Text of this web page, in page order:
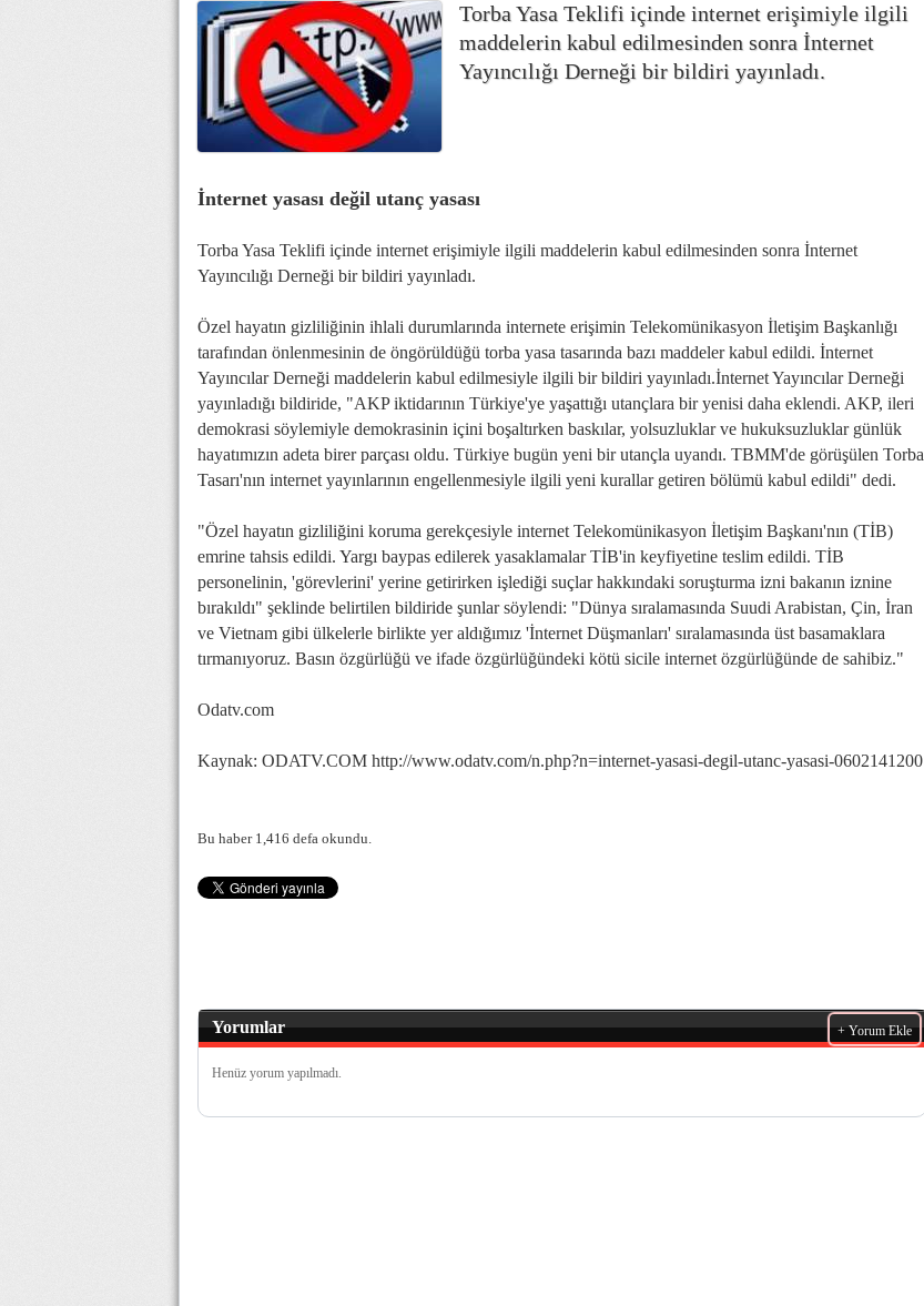
Torba Yasa Teklifi içinde internet erişimiyle ilgili
maddelerin kabul edilmesinden sonra İnternet
Yayıncılığı Derneği bir bildiri yayınladı.
İnternet yasası değil utanç yasası
Torba Yasa Teklifi içinde internet erişimiyle ilgili maddelerin kabul edilmesinden sonra İnternet
Yayıncılığı Derneği bir bildiri yayınladı.
Özel hayatın gizliliğinin ihlali durumlarında internete erişimin Telekomünikasyon İletişim Başkanlığı
tarafından önlenmesinin de öngörüldüğü torba yasa tasarında bazı maddeler kabul edildi. İnternet
Yayıncılar Derneği maddelerin kabul edilmesiyle ilgili bir bildiri yayınladı.İnternet Yayıncılar Derneği
yayınladığı bildiride, "AKP iktidarının Türkiye'ye yaşattığı utançlara bir yenisi daha eklendi. AKP, ileri
demokrasi söylemiyle demokrasinin içini boşaltırken baskılar, yolsuzluklar ve hukuksuzluklar günlük
hayatımızın adeta birer parçası oldu. Türkiye bugün yeni bir utançla uyandı. TBMM'de görüşülen Torba
Tasarı'nın internet yayınlarının engellenmesiyle ilgili yeni kurallar getiren bölümü kabul edildi" dedi.
"Özel hayatın gizliliğini koruma gerekçesiyle internet Telekomünikasyon İletişim Başkanı'nın (TİB)
emrine tahsis edildi. Yargı baypas edilerek yasaklamalar TİB'in keyfiyetine teslim edildi. TİB
personelinin, 'görevlerini' yerine getirirken işlediği suçlar hakkındaki soruşturma izni bakanın iznine
bırakıldı" şeklinde belirtilen bildiride şunlar söylendi: "Dünya sıralamasında Suudi Arabistan, Çin, İran
ve Vietnam gibi ülkelerle birlikte yer aldığımız 'İnternet Düşmanları' sıralamasında üst basamaklara
tırmanıyoruz. Basın özgürlüğü ve ifade özgürlüğündeki kötü sicile internet özgürlüğünde de sahibiz."
Odatv.com
Kaynak: ODATV.COM http://www.odatv.com/n.php?n=internet-yasasi-degil-utanc-yasasi-0602141200
Bu haber 1,416 defa okundu.
Yorumlar + Yorum Ekle
Henüz yorum yapılmadı.